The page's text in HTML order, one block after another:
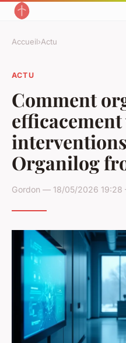
Accueil›Actu
ACTU
Comment
efficacement
Organilog
Gordon — 18/05/2026 19:28